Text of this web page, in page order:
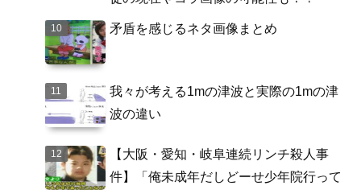
矛盾を感じるネタ画像まとめ
我々が考える1mの津波と実際の1mの津
波の違い
【大阪・愛知・岐阜連続リンチ殺人事
件】「俺未成年だしどーせ少年院行って